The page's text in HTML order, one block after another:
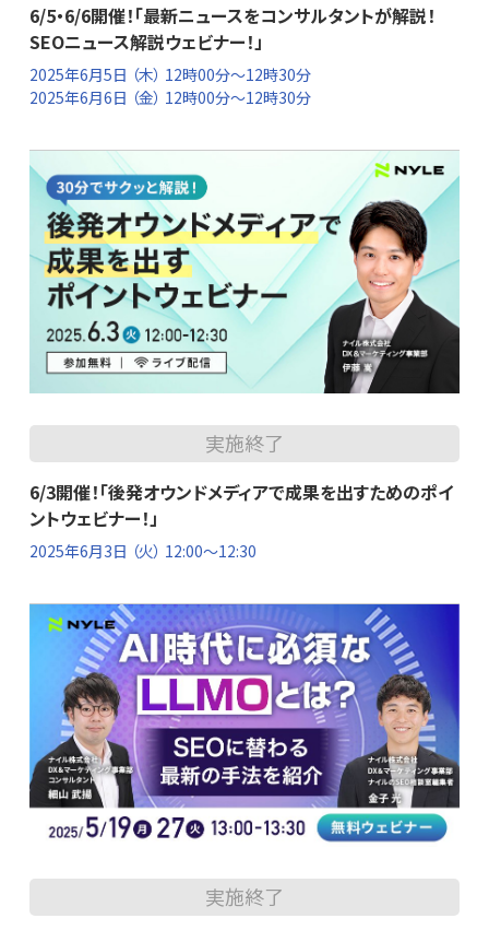
6/5・6/6開催！「最新ニュースをコンサルタントが解説！
SEOニュース解説ウェビナー！」
2025年6月5日 （木） 12時00分～12時30分
2025年6月6日 （金） 12時00分～12時30分
実施終了
6/3開催！「後発オウンドメディアで成果を出すためのポイ
ントウェビナー！」
2025年6月3日 （火） 12:00～12:30
実施終了